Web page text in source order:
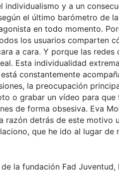
y a un
el último barómetro de
en todo momento.
los usuarios comparten
a cara. Y porque las redes
Esta individualidad
constantemente
la preocupación
o grabar un vídeo para que
de forma obsesiva. Eva
detrás de este motivo
que he ido al lugar de
la fundación Fad